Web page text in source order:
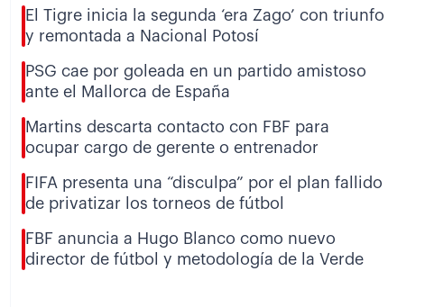
El Tigre inicia la segunda ‘era Zago’ con triunfo
y remontada a Nacional Potosí
PSG cae por goleada en un partido amistoso
ante el Mallorca de España
Martins descarta contacto con FBF para
ocupar cargo de gerente o entrenador
FIFA presenta una “disculpa” por el plan fallido
de privatizar los torneos de fútbol
FBF anuncia a Hugo Blanco como nuevo
director de fútbol y metodología de la Verde